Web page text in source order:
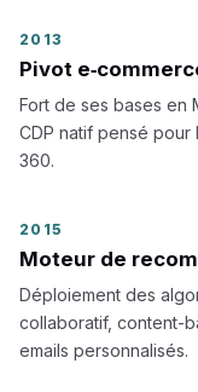
2013
Pivot
Fort de ses bases en
CDP natif pensé
360.
2015
Moteur de
Déploiement des
collaboratif, content-
emails personnalisés.